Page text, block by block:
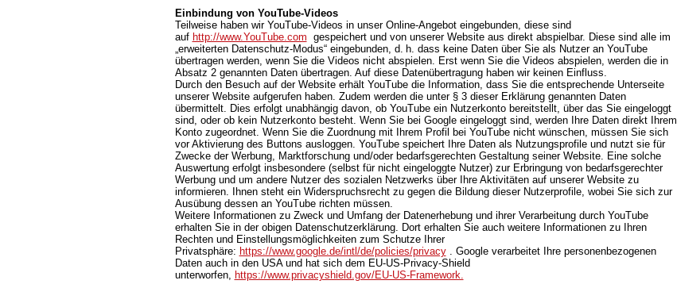
Einbindung von YouTube-Videos
Teilweise haben wir YouTube-Videos in unser Online-Angebot eingebunden, diese sind
auf http://www.YouTube.com gespeichert und von unserer Website aus direkt abspielbar. Diese sind alle im
„erweiterten Datenschutz-Modus“ eingebunden, d. h. dass keine Daten über Sie als Nutzer an YouTube
übertragen werden, wenn Sie die Videos nicht abspielen. Erst wenn Sie die Videos abspielen, werden die in
Absatz 2 genannten Daten übertragen. Auf diese Datenübertragung haben wir keinen Einfluss.
Durch den Besuch auf der Website erhält YouTube die Information, dass Sie die entsprechende Unterseite
unserer Website aufgerufen haben. Zudem werden die unter § 3 dieser Erklärung genannten Daten
übermittelt. Dies erfolgt unabhängig davon, ob YouTube ein Nutzerkonto bereitstellt, über das Sie eingeloggt
sind, oder ob kein Nutzerkonto besteht. Wenn Sie bei Google eingeloggt sind, werden Ihre Daten direkt Ihrem
Konto zugeordnet. Wenn Sie die Zuordnung mit Ihrem Profil bei YouTube nicht wünschen, müssen Sie sich
vor Aktivierung des Buttons ausloggen. YouTube speichert Ihre Daten als Nutzungsprofile und nutzt sie für
Zwecke der Werbung, Marktforschung und/oder bedarfsgerechten Gestaltung seiner Website. Eine solche
Auswertung erfolgt insbesondere (selbst für nicht eingeloggte Nutzer) zur Erbringung von bedarfsgerechter
Werbung und um andere Nutzer des sozialen Netzwerks über Ihre Aktivitäten auf unserer Website zu
informieren. Ihnen steht ein Widerspruchsrecht zu gegen die Bildung dieser Nutzerprofile, wobei Sie sich zur
Ausübung dessen an YouTube richten müssen.
Weitere Informationen zu Zweck und Umfang der Datenerhebung und ihrer Verarbeitung durch YouTube
erhalten Sie in der obigen Datenschutzerklärung. Dort erhalten Sie auch weitere Informationen zu Ihren
Rechten und Einstellungsmöglichkeiten zum Schutze Ihrer
Privatsphäre: https://www.google.de/intl/de/policies/privacy. Google verarbeitet Ihre personenbezogenen
Daten auch in den USA und hat sich dem EU-US-Privacy-Shield
unterworfen, https://www.privacyshield.gov/EU-US-Framework.